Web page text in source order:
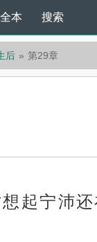
全本 搜索
后 第29章
起宁沛还